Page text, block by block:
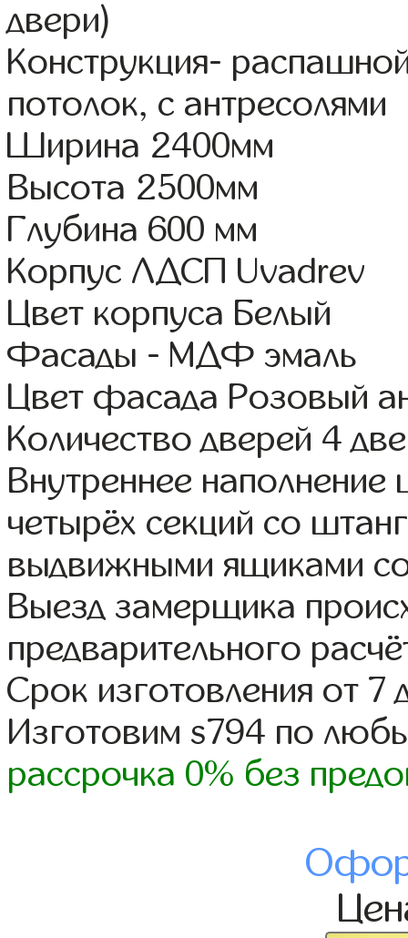
двери)
Конструкция-
потолок, с антресолями
Ширина 2400мм
Высота 2500мм
Глубина 600 мм
Корпус ЛДСП Uvadrev
Цвет корпуса Белый
Фасады - МДФ эмаль
Цвет фасада Розовый
Количество дверей 4
Внутреннее
четырёх секций со
выдвижными ящиками
Выезд замерщика
предварительного
Срок изготовления от 7
Изготовим s794 по
рассрочка 0% без